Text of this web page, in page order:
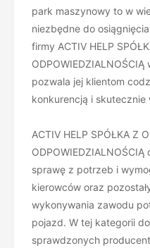
park maszynowy to w
niezbędne do
firmy ACTIV HELP
pozwala jej klientom
konkurencją i
ACTIV HELP SPÓŁKA Z
sprawę z potrzeb i
kierowców oraz
wykonywania zawodu
pojazd. W tej kategorii
sprawdzonych